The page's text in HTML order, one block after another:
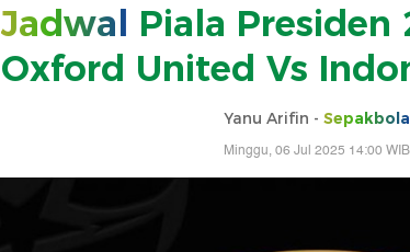
Jadwal Piala Presiden
Oxford United Vs
Yanu Arifin - Sepakbola
Minggu, 06 Jul 2025 14:00 WIB